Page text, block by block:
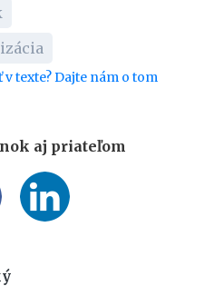
texte? Dajte nám o tom
aj priateľom